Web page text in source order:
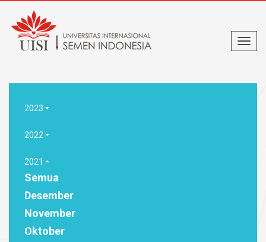
2023
2022
2021
Semua
Desember
November
Oktober